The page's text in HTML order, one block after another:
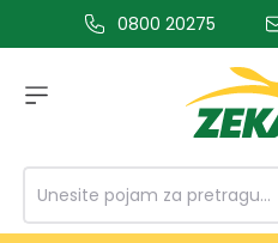
glavni sadržaj0800 20275